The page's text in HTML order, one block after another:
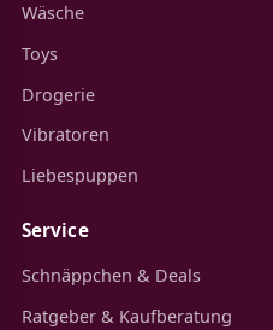
Wäsche
Toys
Drogerie
Vibratoren
Liebespuppen
Service
Schnäppchen & Deals
Ratgeber & Kaufberatung